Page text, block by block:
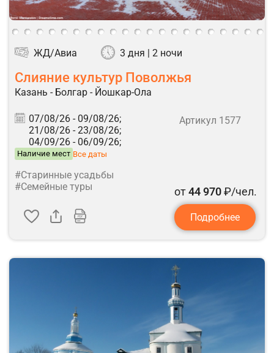
ЖД/Авиа 3 дня | 2 ночи
Слияние культур Поволжья
Казань - Болгар - Йошкар-Ола
07/08/26 - 09/08/26;
21/08/26 - 23/08/26;
04/09/26 - 06/09/26;
Наличие мест Все даты
Артикул 1577
#Старинные усадьбы
#Семейные туры
от44 970₽/чел.
Подробнее